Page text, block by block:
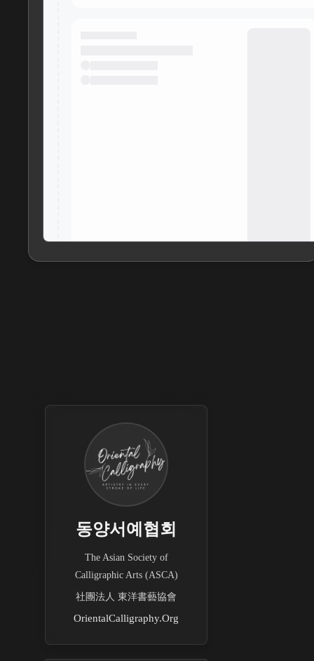
동양서예협회
The Asian Society of
Calligraphic Arts (ASCA)
社團法人 東洋書藝協會
OrientalCalligraphy.Org